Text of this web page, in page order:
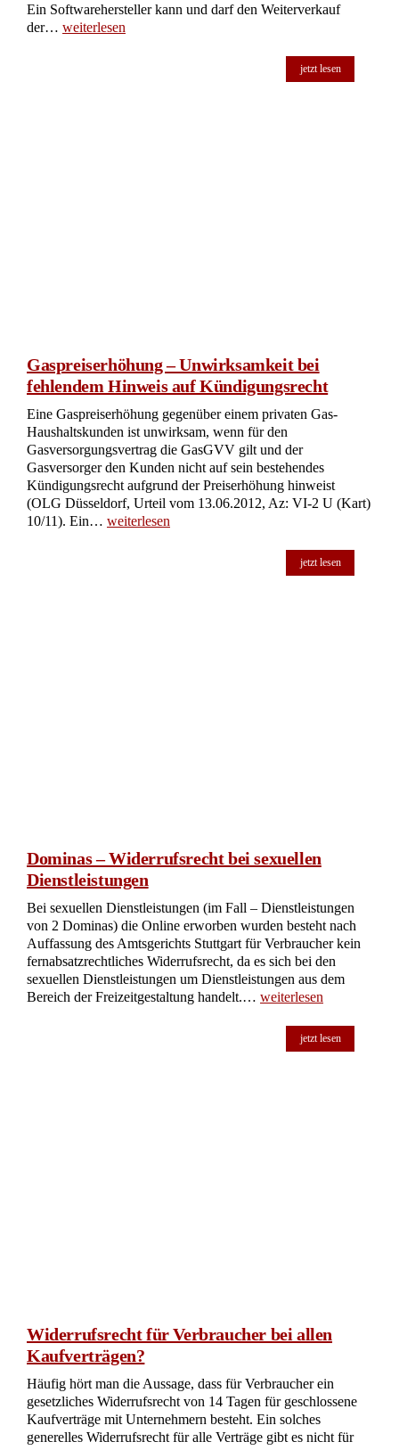
Ein Softwarehersteller kann und darf den Weiterverkauf
der… weiterlesen
jetzt lesen
Gaspreiserhöhung – Unwirksamkeit bei
fehlendem Hinweis auf Kündigungsrecht
Eine Gaspreiserhöhung gegenüber einem privaten Gas-
Haushaltskunden ist unwirksam, wenn für den
Gasversorgungsvertrag die GasGVV gilt und der
Gasversorger den Kunden nicht auf sein bestehendes
Kündigungsrecht aufgrund der Preiserhöhung hinweist
(OLG Düsseldorf, Urteil vom 13.06.2012, Az: VI-2 U (Kart)
10/11). Ein… weiterlesen
jetzt lesen
Dominas – Widerrufsrecht bei sexuellen
Dienstleistungen
Bei sexuellen Dienstleistungen (im Fall – Dienstleistungen
von 2 Dominas) die Online erworben wurden besteht nach
Auffassung des Amtsgerichts Stuttgart für Verbraucher kein
fernabsatzrechtliches Widerrufsrecht, da es sich bei den
sexuellen Dienstleistungen um Dienstleistungen aus dem
Bereich der Freizeitgestaltung handelt.… weiterlesen
jetzt lesen
Widerrufsrecht für Verbraucher bei allen
Kaufverträgen?
Häufig hört man die Aussage, dass für Verbraucher ein
gesetzliches Widerrufsrecht von 14 Tagen für geschlossene
Kaufverträge mit Unternehmern besteht. Ein solches
generelles Widerrufsrecht für alle Verträge gibt es nicht für